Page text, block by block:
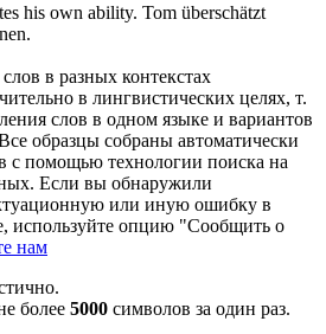
his own ability. Tom überschätzt
в разных контекстах
в лингвистических целях, т.
слов в одном языке и вариантов
образцы собраны автоматически
с помощью технологии поиска на
Если вы обнаружили
или иную ошибку в
используйте опцию "Сообщить о
нам
более 5000 символов за один раз.